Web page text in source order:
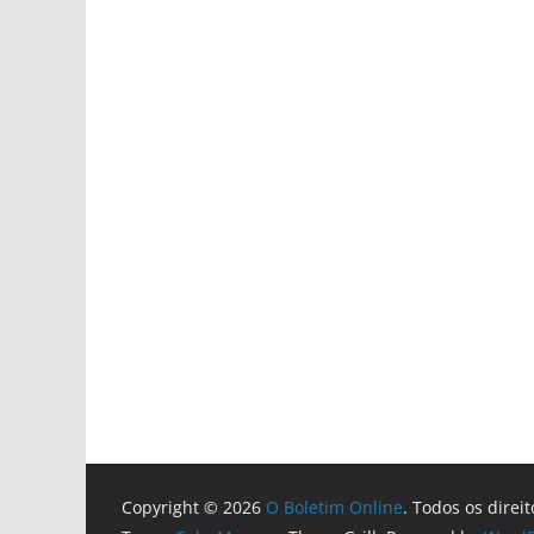
Copyright © 2026 O Boletim Online. Todos os